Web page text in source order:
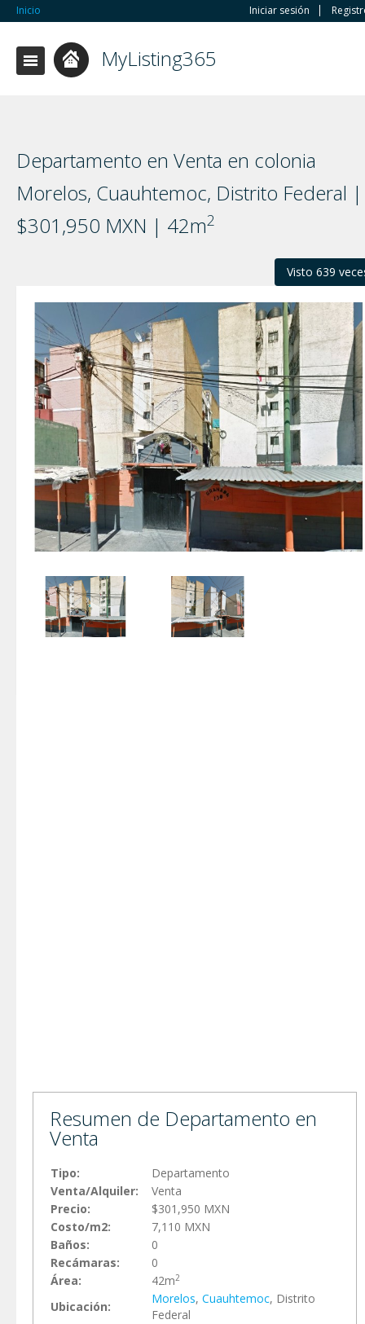
Inicio Iniciar sesión
MyListing365
Departamento en Venta en colonia
Morelos, Cuauhtemoc, Distrito Federal |
$301,950 MXN | 42m2
Visto 639
Resumen de Departamento en
Venta
Tipo:
Departamento
Venta/Alquiler:
Venta
Precio:
$301,950 MXN
Costo/m2:
7,110 MXN
Baños:
0
Recámaras:
0
Área:
42m2
Ubicación:
Morelos, Cuauhtemoc, Distrito
Federal